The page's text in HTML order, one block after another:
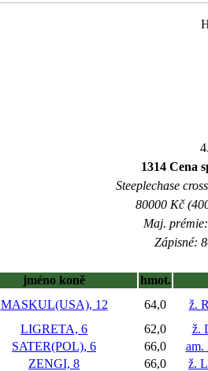
1314 Cena
Steeplechase
80000 Kč
Maj.
Zápisné:
jméno koně
hmot.
MASKUL(USA), 12 64,0
ž.
LIGRETA, 6 62,0
ž.
SATER(POL), 6 66,0
am.
ZENGI, 8 66,0
ž.